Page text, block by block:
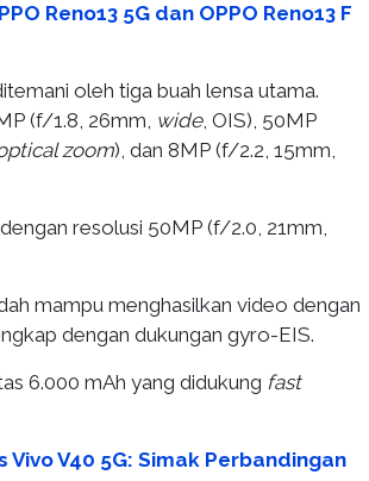
Reno13 5G dan OPPO Reno13 F
oleh tiga buah lensa utama.
(f/1.8, 26mm, wide, OIS), 50MP
zoom), dan 8MP (f/2.2, 15mm,
resolusi 50MP (f/2.0, 21mm,
mampu menghasilkan video dengan
dengan dukungan gyro-EIS.
6.000 mAh yang didukung fast
Vivo V40 5G: Simak Perbandingan